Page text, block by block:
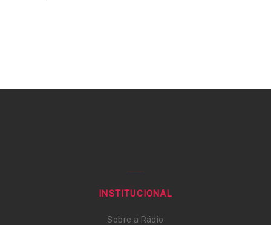
INSTITUCIONAL
Sobre a Rádio